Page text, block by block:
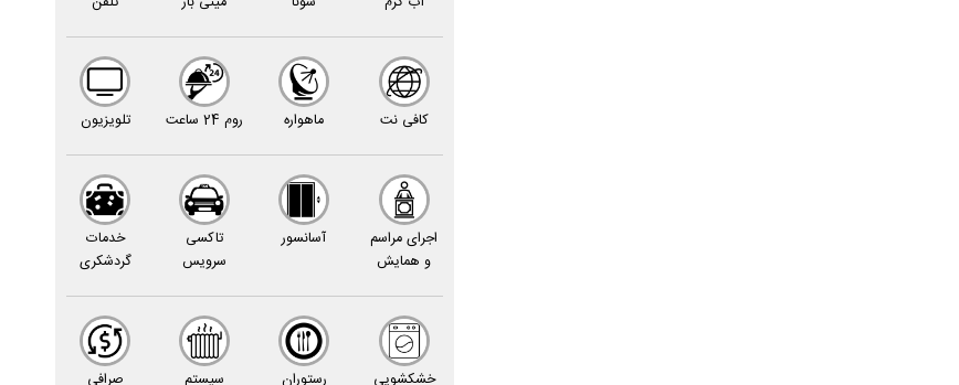
کافى نت ماهواره روم 24 ساعت تلویزیون
اجراى مراسم
و همایش
آسانسور
تاکسى
سرویس
خدمات
گردشکرى
خشکشویى رستوران سیستم صرافى